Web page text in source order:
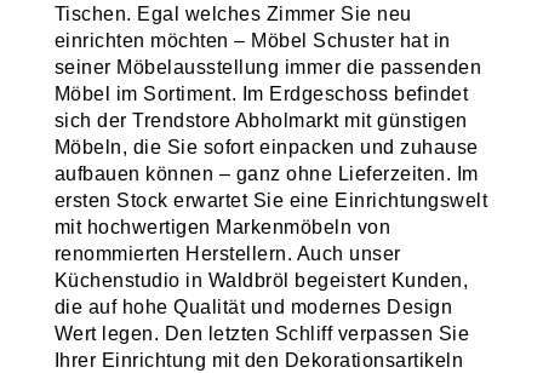
Tischen. Egal welches Zimmer Sie neu
einrichten möchten – Möbel Schuster hat in
seiner Möbelausstellung immer die passenden
Möbel im Sortiment. Im Erdgeschoss befindet
sich der Trendstore Abholmarkt mit günstigen
Möbeln, die Sie sofort einpacken und zuhause
aufbauen können – ganz ohne Lieferzeiten. Im
ersten Stock erwartet Sie eine Einrichtungswelt
mit hochwertigen Markenmöbeln von
renommierten Herstellern. Auch unser
Küchenstudio in Waldbröl begeistert Kunden,
die auf hohe Qualität und modernes Design
Wert legen. Den letzten Schliff verpassen Sie
Ihrer Einrichtung mit den Dekorationsartikeln